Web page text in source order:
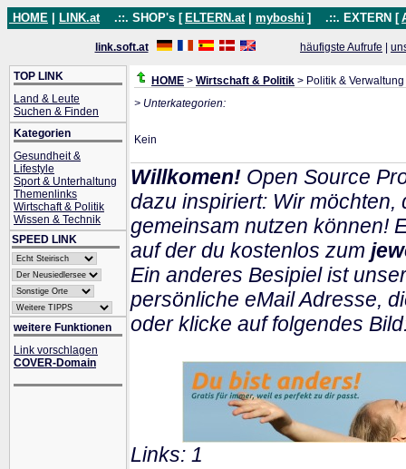
HOME LINK.at .::. SHOP's [ ELTERN.at myboshi ] .::. EXTERN [
link.soft.at häufigste Aufrufe
TOP LINK
Land & Leute
Suchen & Finden
Kategorien
Gesundheit &
Lifestyle
Sport & Unterhaltung
Themenlinks
Wirtschaft & Politik
Wissen & Technik
SPEED LINK
weitere Funktionen
Link vorschlagen
COVER-Domain
HOME > Wirtschaft & Politik > Politik & Verwaltung
> Unterkategorien:
Kein
Willkomen! Open Source
dazu inspiriert: Wir
gemeinsam nutzen können!
auf der du kostenlos zum
Ein anderes Besipiel ist
persönliche eMail Adresse,
oder klicke auf folgendes
Links: 1